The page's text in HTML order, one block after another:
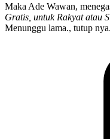
Maka Ade Wawan,
Gratis, untuk Rakyat atau
Menunggu lama., tutup